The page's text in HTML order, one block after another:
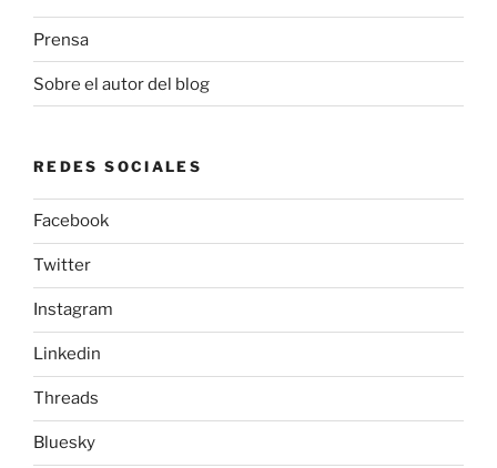
Prensa
Sobre el autor del blog
REDES SOCIALES
Facebook
Twitter
Instagram
Linkedin
Threads
Bluesky